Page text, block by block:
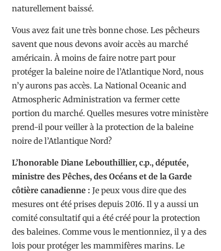
naturellement baissé.
Vous avez fait une très bonne chose. Les pêcheurs
savent que nous devons avoir accès au marché
américain. À moins de faire notre part pour
protéger la baleine noire de l’Atlantique Nord, nous
n’y aurons pas accès. La National Oceanic and
Atmospheric Administration va fermer cette
portion du marché. Quelles mesures votre ministère
prend-il pour veiller à la protection de la baleine
noire de l’Atlantique Nord?
L’honorable Diane Lebouthillier, c.p., députée,
ministre des Pêches, des Océans et de la Garde
côtière canadienne : Je peux vous dire que des
mesures ont été prises depuis 2016. Il y a aussi un
comité consultatif qui a été créé pour la protection
des baleines. Comme vous le mentionniez, il y a des
lois pour protéger les mammifères marins. Le